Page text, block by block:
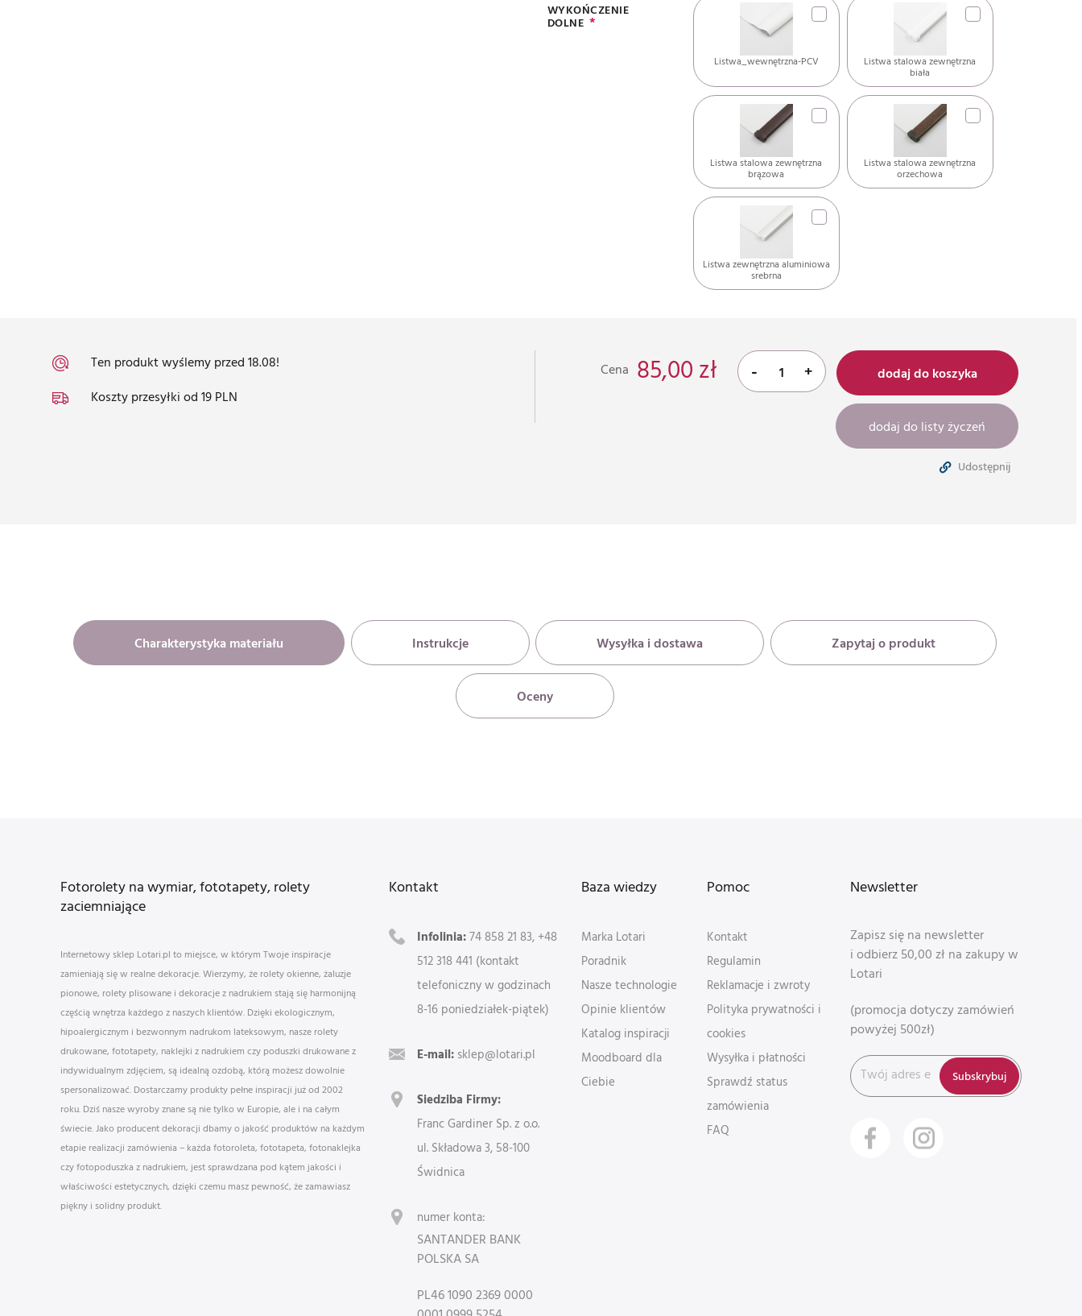
WYKOŃCZENIE
DOLNE
Listwa_wewnętrzna-PCV Listwa stalowa zewnętrzna
biała
Listwa stalowa zewnętrzna
brązowa
Listwa stalowa zewnętrzna
orzechowa
Listwa zewnętrzna aluminiowa
srebrna
Ten produkt wyślemy przed 18.08!
Koszty przesyłki od 19 PLN
Cena 85,00 zł - + dodaj do koszyka
dodaj do listy życzeń
Udostępnij
Charakterystyka materiału Instrukcje Wysyłka i dostawa Zapytaj o produkt
Oceny
Fotorolety na wymiar, fototapety, rolety
zaciemniające
Internetowy sklep Lotari.pl to miejsce, w którym Twoje inspiracje
zamieniają się w realne dekoracje. Wierzymy, że rolety okienne, żaluzje
pionowe, rolety plisowane i dekoracje z nadrukiem stają się harmonijną
częścią wnętrza każdego z naszych klientów. Dzięki ekologicznym,
hipoalergicznym i bezwonnym nadrukom lateksowym, nasze rolety
drukowane, fototapety, naklejki z nadrukiem czy poduszki drukowane z
indywidualnym zdjęciem, są idealną ozdobą, którą możesz dowolnie
spersonalizować. Dostarczamy produkty pełne inspiracji już od 2002
roku. Dziś nasze wyroby znane są nie tylko w Europie, ale i na całym
świecie. Jako producent dekoracji dbamy o jakość produktów na każdym
etapie realizacji zamówienia – każda fotoroleta, fototapeta, fotonaklejka
czy fotopoduszka z nadrukiem, jest sprawdzana pod kątem jakości i
właściwości estetycznych, dzięki czemu masz pewność, że zamawiasz
piękny i solidny produkt.
Kontakt
Infolinia:74 858 21 83, +48
512 318 441 (kontakt
telefoniczny w godzinach
8-16 poniedziałek-piątek)
E-mail: sklep@lotari.pl
Siedziba Firmy:
Franc Gardiner Sp. z o.o.
ul. Składowa 3, 58-100
Świdnica
numer konta:
SANTANDER BANK
POLSKA SA
PL46 1090 2369 0000
Baza wiedzy
Marka Lotari
Poradnik
Nasze technologie
Opinie klientów
Katalog inspiracji
Moodboard dla
Ciebie
Pomoc
Kontakt
Regulamin
Reklamacje i zwroty
Polityka prywatności i
cookies
Wysyłka i płatności
Sprawdź status
zamówienia
FAQ
Newsletter
Zapisz się na newsletter
i odbierz 50,00 zł na zakupy w
Lotari
(promocja dotyczy zamówień
powyżej 500zł)
Subskrybuj